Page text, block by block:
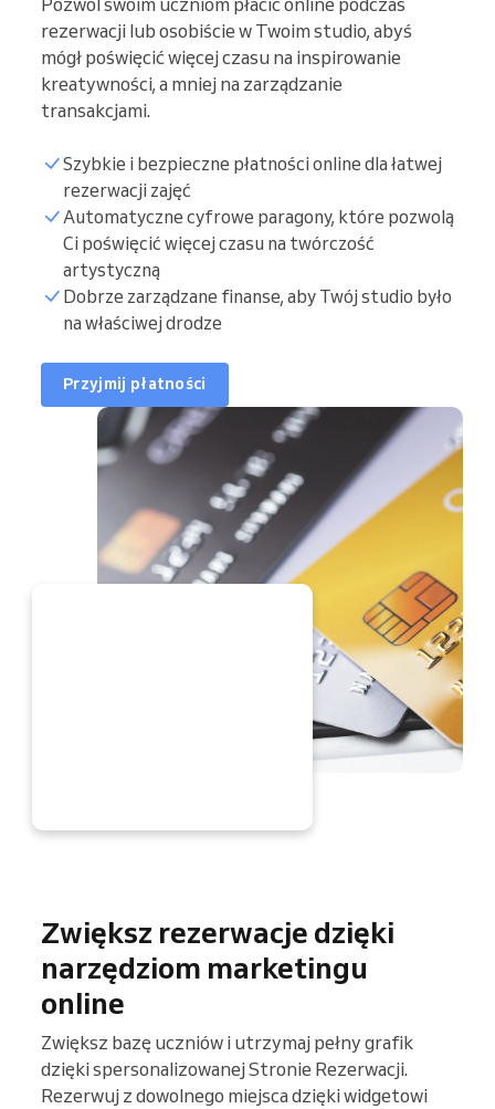
rezerwacji lub osobiście w Twoim studio, abyś
mógł poświęcić więcej czasu na inspirowanie
kreatywności, a mniej na zarządzanie
transakcjami.
Szybkie i bezpieczne płatności online dla łatwej
rezerwacji zajęć
Automatyczne cyfrowe paragony, które pozwolą
Ci poświęcić więcej czasu na twórczość
artystyczną
Dobrze zarządzane finanse, aby Twój studio było
na właściwej drodze
Przyjmij płatności
Zwiększ rezerwacje dzięki
narzędziom marketingu
online
Zwiększ bazę uczniów i utrzymaj pełny grafik
dzięki spersonalizowanej Stronie Rezerwacji.
Rezerwuj z dowolnego miejsca dzięki widgetowi